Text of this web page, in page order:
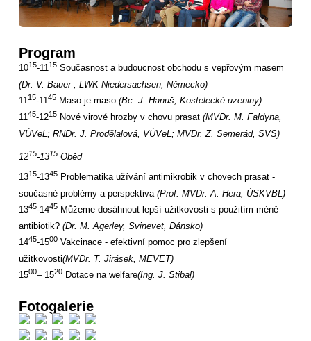
Program
1015-11 15Současnost a budoucnost obchodu s vepřovým masem
(Dr. V. Bauer , LWK Niedersachsen, Německo)
11 15-11 45Maso je maso (Bc. J. Hanuš, Kostelecké uzeniny)
11 45-1215Nové virové hrozby v chovu prasat (MVDr. M. Faldyna,
VÚVeL; RNDr. J. Prodělalová, VÚVeL; MVDr. Z. Semerád, SVS)
1215-1315Oběd
1315-1345Problematika užívání antimikrobik v chovech prasat -
současné problémy a perspektiva (Prof. MVDr. A. Hera, ÚSKVBL)
1345-1445Můžeme dosáhnout lepší užitkovosti s použitím méně
antibiotik? (Dr. M. Agerley, Svinevet, Dánsko)
1445-1500Vakcinace - efektivní pomoc pro zlepšení
užitkovosti(MVDr. T. Jirásek, MEVET)
1500– 1520Dotace na welfare(Ing. J. Stibal)
Fotogalerie